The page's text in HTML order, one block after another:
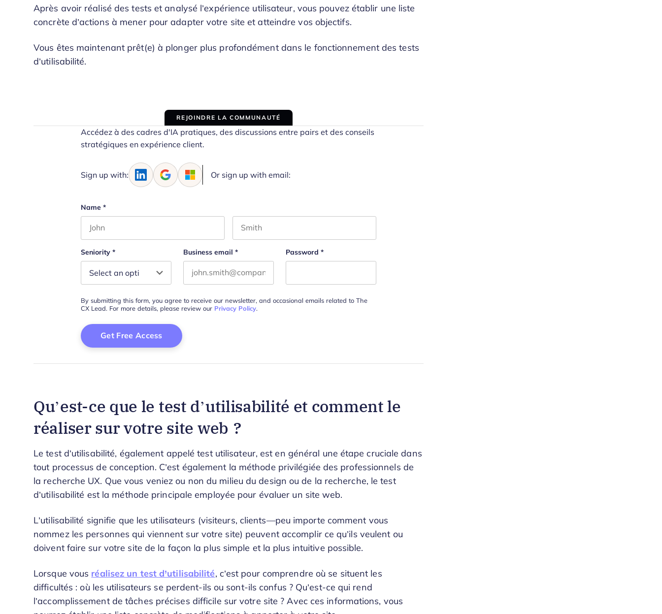
Après avoir réalisé des tests et analysé l’expérience utilisateur, vous pouvez établir une liste
concrète d’actions à mener pour adapter votre site et atteindre vos objectifs.
Vous êtes maintenant prêt(e) à plonger plus profondément dans le fonctionnement des tests
d’utilisabilité.
REJOINDRE LA COMMUNAUTÉ
Accédez à des cadres d'IA pratiques, des discussions entre pairs et des conseils
stratégiques en expérience client.
Sign up with: Or sign up with email:
Name *
Seniority * Business email * Password *
By submitting this form, you agree to receive our newsletter, and occasional emails related to The
CX Lead. For more details, please review our Privacy Policy.
Qu’est-ce que le test d’utilisabilité et comment le
réaliser sur votre site web ?
Le test d’utilisabilité, également appelé test utilisateur, est en général une étape cruciale dans
tout processus de conception. C’est également la méthode privilégiée des professionnels de
la recherche UX. Que vous veniez ou non du milieu du design ou de la recherche, le test
d’utilisabilité est la méthode principale employée pour évaluer un site web.
L’utilisabilité signifie que les utilisateurs (visiteurs, clients—peu importe comment vous
nommez les personnes qui viennent sur votre site) peuvent accomplir ce qu’ils veulent ou
doivent faire sur votre site de la façon la plus simple et la plus intuitive possible.
Lorsque vous réalisez un test d’utilisabilité, c’est pour comprendre où se situent les
difficultés : où les utilisateurs se perdent-ils ou sont-ils confus ? Qu’est-ce qui rend
l’accomplissement de tâches précises difficile sur votre site ? Avec ces informations, vous